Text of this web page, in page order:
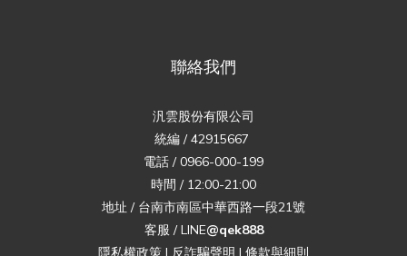
聯絡我們
汎雲股份有限公司
統編 / 42915667
電話 / 0966-000-199
時間 / 12:00-21:00
地址 / 台南市南區中華西路一段21號
客服 / LINE@qek888
隱私權政策 | 反詐騙聲明 | 條款與細則